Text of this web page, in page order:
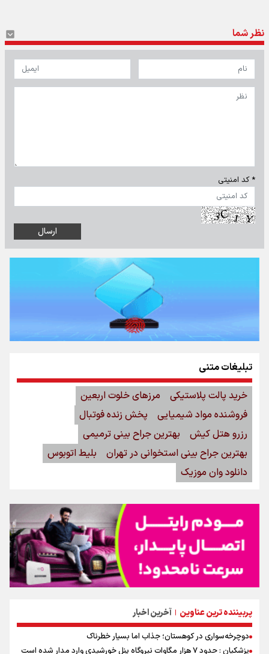
نظر شما
* کد امنیتی
پربیننده ترین عناوین | آخرین اخبار
دوچرخه‌سواری در کوهستان؛ جذاب اما بسیار خطرناک
پزشکیان : حدود ۷ هزار مگاوات نیروگاه پنل خورشیدی وارد مدار شده است
تبلیغات متنی
خرید پالت پلاستیکی
مرزهای خلوت اربعین
فروشنده مواد شیمیایی
پخش زنده فوتبال
رزرو هتل کیش
بهترین جراح بینی ترمیمی
بهترین جراح بینی استخوانی در تهران
بلیط اتوبوس
دانلود وان موزیک